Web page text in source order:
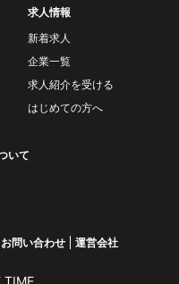
求人情報
新着求人
企業一覧
求人紹介を受ける
はじめての方へ
いて
お問い合わせ 運営会社